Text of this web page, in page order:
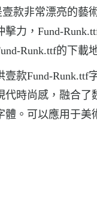
壹款非常漂亮的藝
擊力，Fund-
Runk.ttf的下載
壹款Fund-Runk.ttf
代時尚感，融合
體。可以應用于美